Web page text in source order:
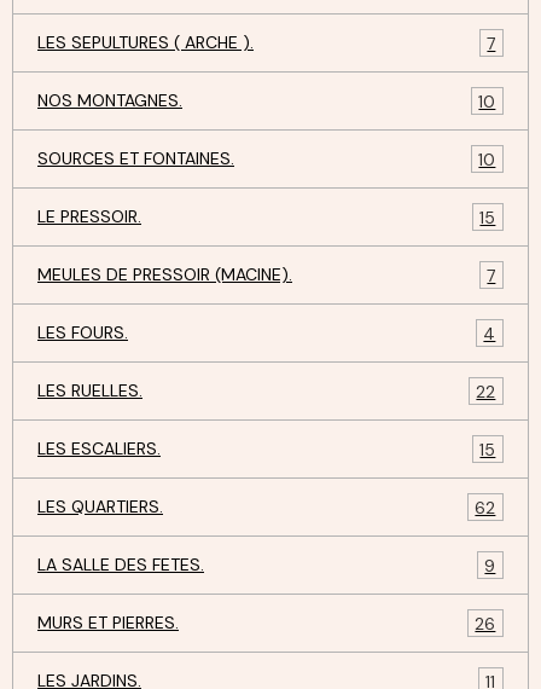
LES SEPULTURES ( ARCHE ). 7
NOS MONTAGNES. 10
SOURCES ET FONTAINES. 10
LE PRESSOIR. 15
MEULES DE PRESSOIR (MACINE). 7
LES FOURS. 4
LES RUELLES. 22
LES ESCALIERS. 15
LES QUARTIERS. 62
LA SALLE DES FETES. 9
MURS ET PIERRES. 26
LES JARDINS. 11